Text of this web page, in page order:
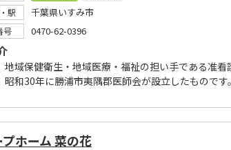
駅
千葉県いすみ市
号 0470-62-0396
地域保健衛生・地域医療・福祉の担い手である准看
昭和30年に勝浦市夷隅郡医師会が設立したものです
ホーム 菜の花